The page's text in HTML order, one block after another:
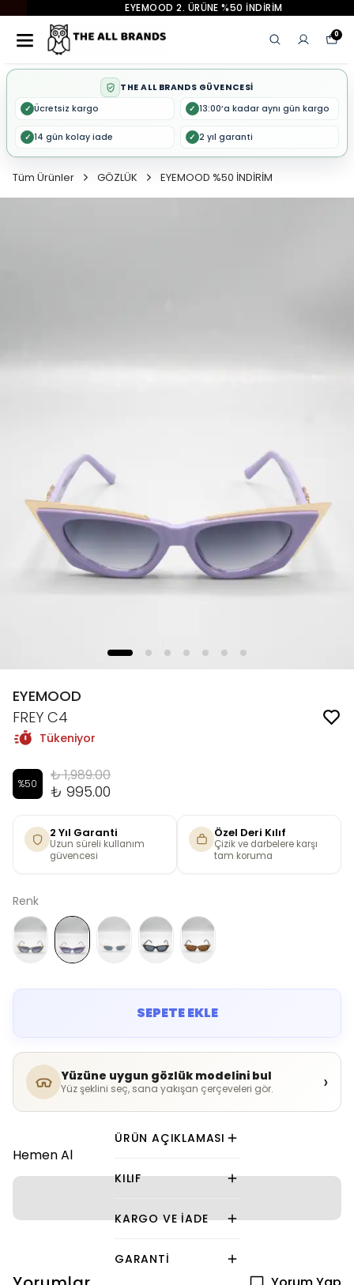
EYEMOOD 2. ÜRÜNE %50 İNDİRİM
0
THE ALL BRANDS GÜVENCESİ
✓ Ücretsiz kargo ✓ 13:00’a kadar aynı gün kargo
✓ 14 gün kolay iade ✓ 2 yıl garanti
Tüm Ürünler GÖZLÜK EYEMOOD %50 İNDİRİM
EYEMOOD
FREY C4
Tükeniyor
%50 ₺ 1,989.00
₺ 995.00
2 Yıl Garanti
Uzun süreli kullanım
güvencesi
Özel Deri Kılıf
Çizik ve darbelere karşı
tam koruma
Renk
SEPETE EKLE
Yüzüne uygun gözlük modelini bul
Yüz şeklini seç, sana yakışan çerçeveleri gör. ›
Hemen Al
ÜRÜN AÇIKLAMASI
KILIF
KARGO VE İADE
GARANTI